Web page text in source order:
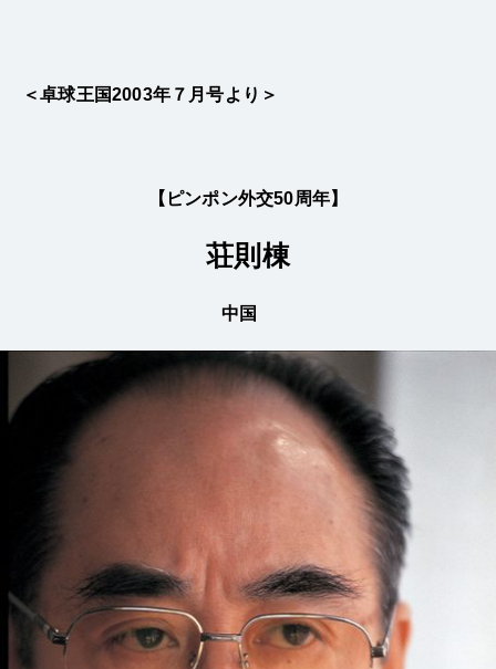
＜卓球王国2003年７月号より＞
【ピンポン外交50周年】
荘則棟
中国